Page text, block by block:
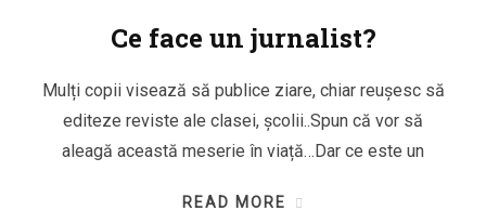
Ce face un jurnalist?
Mulți copii visează să publice ziare, chiar reușesc să
editeze reviste ale clasei, școlii..Spun că vor să
aleagă această meserie în viață…Dar ce este un
READ MORE